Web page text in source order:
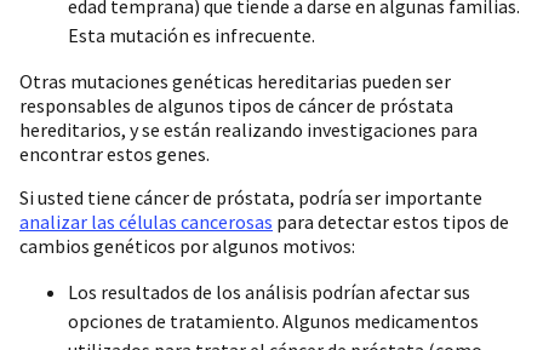
edad temprana) que tiende a darse en algunas familias.
Esta mutación es infrecuente.
Otras mutaciones genéticas hereditarias pueden ser
responsables de algunos tipos de cáncer de próstata
hereditarios, y se están realizando investigaciones para
encontrar estos genes.
Si usted tiene cáncer de próstata, podría ser importante
analizar las células cancerosas para detectar estos tipos de
cambios genéticos por algunos motivos:
Los resultados de los análisis podrían afectar sus
opciones de tratamiento. Algunos medicamentos